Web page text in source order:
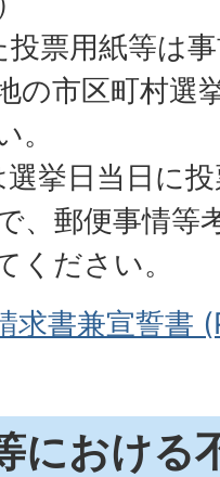
票用紙等は
の市区町村選
。
挙日当日に
、郵便事情等
ください。
求書兼宣誓書
における